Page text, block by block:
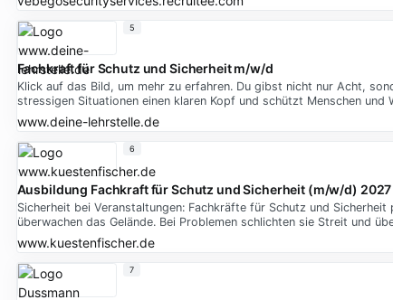
Fachkraft für Schutz und Sicherheit m/w/d
Klick auf das Bild, um mehr zu erfahren. Du gibst nicht nur Acht,
stressigen Situationen einen klaren Kopf und schützt Menschen und
www.deine-lehrstelle.de
5
Ausbildung Fachkraft für Schutz und Sicherheit (m/w/d) 2027
Sicherheit bei Veranstaltungen: Fachkräfte für Schutz und
überwachen das Gelände. Bei Problemen schlichten sie Streit und
www.kuestenfischer.de
6
7